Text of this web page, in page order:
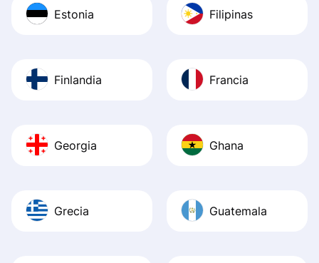
Estonia Filipinas
Finlandia Francia
Georgia Ghana
Grecia Guatemala